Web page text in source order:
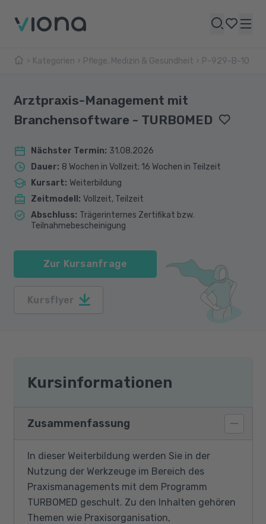
Kategorien Pflege, Medizin & Gesundheit P-929-B-10
Arztpraxis-Management mit
Branchensoftware - TURBOMED
Nächster Termin: 31.08.2026
Dauer: 8 Wochen in Vollzeit; 16 Wochen in Teilzeit
Kursart: Weiterbildung
Zeitmodell : Vollzeit, Teilzeit
Abschluss: Trägerinternes Zertifikat bzw.
Teilnahmebescheinigung
Zur Kursanfrage
Kursflyer
Kursinformationen
Zusammenfassung
In dieser Weiterbildung werden Sie in der
Nutzung der Werkzeuge im Bereich des
Praxismanagements mit dem Programm
TURBOMED geschult. Zu den Inhalten gehören
Themen wie Praxisorganisation,